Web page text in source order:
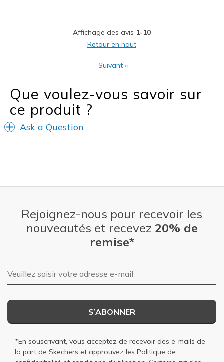
Shoes are for Wearing
Affichage des avis 1-10
Retour en haut
Suivant »
Que voulez-vous savoir sur
ce produit ?
Ask a Question
Rejoignez-nous pour recevoir les
nouveautés et recevez 20% de
remise*
Adresse e-mail
S’ABONNER
*En souscrivant, vous acceptez de recevoir des e-mails de
la part de Skechers et approuvez les Politique de